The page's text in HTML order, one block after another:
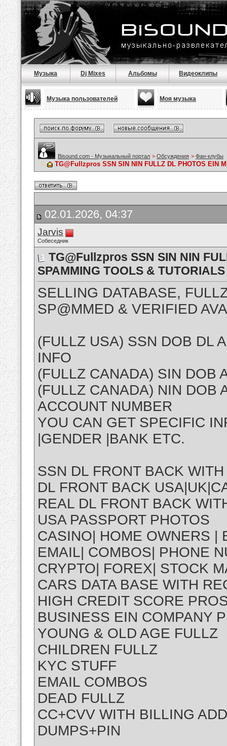
Музыка Dj Mixes Альбомы Видеоклипы
Музыка пользователей Моя музыка
Bisound.com - Музыкальный портал > Обсуждения > Фан-клубы
TG@Fullzpros SSN SIN NIN FULLZ DL PHOTOS EIN
02.01.2026, 04:37
Jarvis
Собеседник
TG@Fullzpros SSN SIN NIN
SPAMMING TOOLS & TUTORIALS
SELLING DATABASE,
SP@MMED & VERIFIED
(FULLZ USA) SSN DOB DL
INFO
(FULLZ CANADA) SIN DOB
(FULLZ CANADA) NIN DOB
ACCOUNT NUMBER
YOU CAN GET SPECIFIC
|GENDER |BANK ETC.
SSN DL FRONT BACK
DL FRONT BACK
REAL DL FRONT BACK
USA PASSPORT PHOTOS
CASINO| HOME OWNERS |
EMAIL| COMBOS| PHONE
CRYPTO| FOREX| STOCK
CARS DATA BASE WITH
HIGH CREDIT SCORE
BUSINESS EIN COMPANY
YOUNG & OLD AGE FULLZ
CHILDREN FULLZ
KYC STUFF
EMAIL COMBOS
DEAD FULLZ
CC+CVV WITH BILLING
DUMPS+PIN